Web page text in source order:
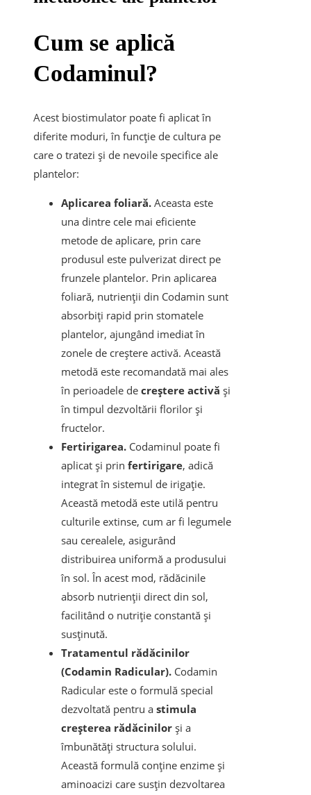
Cum se aplică
Codaminul?
Acest biostimulator poate fi aplicat în
diferite moduri, în funcție de cultura pe
care o tratezi și de nevoile specifice ale
plantelor:
Aplicarea foliară. Aceasta este
una dintre cele mai eficiente
metode de aplicare, prin care
produsul este pulverizat direct pe
frunzele plantelor. Prin aplicarea
foliară, nutrienții din Codamin sunt
absorbiți rapid prin stomatele
plantelor, ajungând imediat în
zonele de creștere activă. Această
metodă este recomandată mai ales
în perioadele de creștere activă și
în timpul dezvoltării florilor și
fructelor.
Fertirigarea. Codaminul poate fi
aplicat și prin fertirigare, adică
integrat în sistemul de irigație.
Această metodă este utilă pentru
culturile extinse, cum ar fi legumele
sau cerealele, asigurând
distribuirea uniformă a produsului
în sol. În acest mod, rădăcinile
absorb nutrienții direct din sol,
facilitând o nutriție constantă și
susținută.
Tratamentul rădăcinilor
(Codamin Radicular). Codamin
Radicular este o formulă special
dezvoltată pentru a stimula
creșterea rădăcinilor și a
îmbunătăți structura solului.
Această formulă conține enzime și
aminoacizi care susțin dezvoltarea